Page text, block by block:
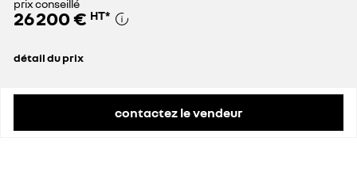
prix conseillé
26 200 € HT*
détail du prix
contactez le vendeur